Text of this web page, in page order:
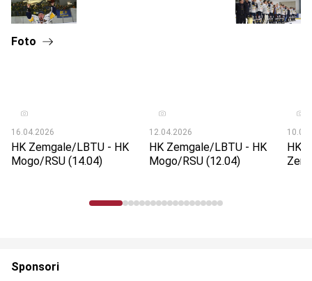
Foto
16.04.2026
HK Zemgale/LBTU - HK
Mogo/RSU (14.04)
12.04.2026
HK Zemgale/LBTU - HK
Mogo/RSU (12.04)
HK
Sponsori